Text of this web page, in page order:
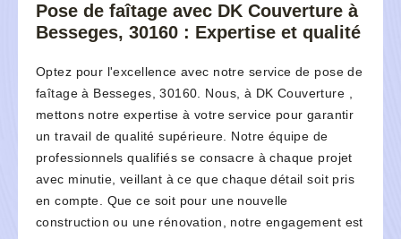
Pose de faîtage avec DK Couverture à
Besseges, 30160 : Expertise et qualité
Optez pour l'excellence avec notre service de pose de
faîtage à Besseges, 30160. Nous, à DK Couverture ,
mettons notre expertise à votre service pour garantir
un travail de qualité supérieure. Notre équipe de
professionnels qualifiés se consacre à chaque projet
avec minutie, veillant à ce que chaque détail soit pris
en compte. Que ce soit pour une nouvelle
construction ou une rénovation, notre engagement est